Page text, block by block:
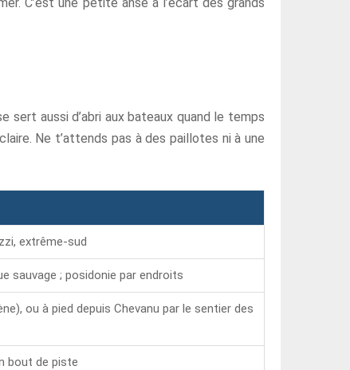
sert aussi d’abri aux bateaux quand le temps
Ne t’attends pas à des paillotes ni à une
extrême-sud
sauvage ; posidonie par endroits
ou à pied depuis Chevanu par le sentier des
bout de piste